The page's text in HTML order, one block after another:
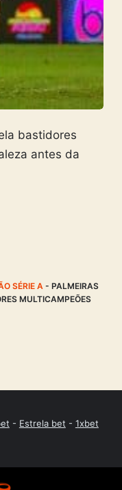
bastidores
antes da
SÉRIE A - PALMEIRAS
MULTICAMPEÕES
- Estrela bet - 1xbet